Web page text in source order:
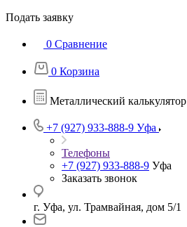
Подать заявку
0 Сравнение
0 Корзина
Металлический калькулятор
+7 (927) 933-888-9 Уфа
Телефоны
+7 (927) 933-888-9 Уфа
Заказать звонок
г. Уфа, ул. Трамвайная, дом 5/1